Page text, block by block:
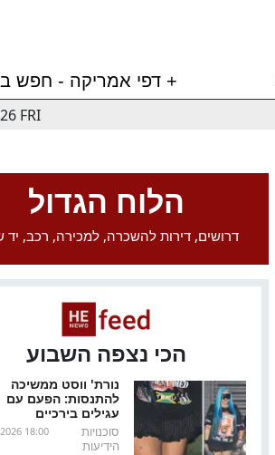
דפי אמריקה - חפש בית עסק +
FRI
הלוח הגדול
דרושים, דירות להשכרה, למכירה, רכב, יד
הכי נצפה השבוע
נורת' ווסט ממשיכה
להתנסות: הפעם עם
עגילים בירכיים
18:00
סוכנויות
הידיעות